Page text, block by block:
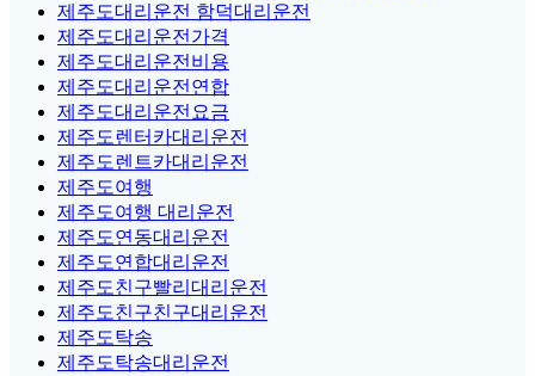
제주도대리운전 함덕대리운전
제주도대리운전가격
제주도대리운전비용
제주도대리운전연합
제주도대리운전요금
제주도렌터카대리운전
제주도렌트카대리운전
제주도여행
제주도여행 대리운전
제주도연동대리운전
제주도연합대리운전
제주도친구빨리대리운전
제주도친구친구대리운전
제주도탁송
제주도탁송대리운전